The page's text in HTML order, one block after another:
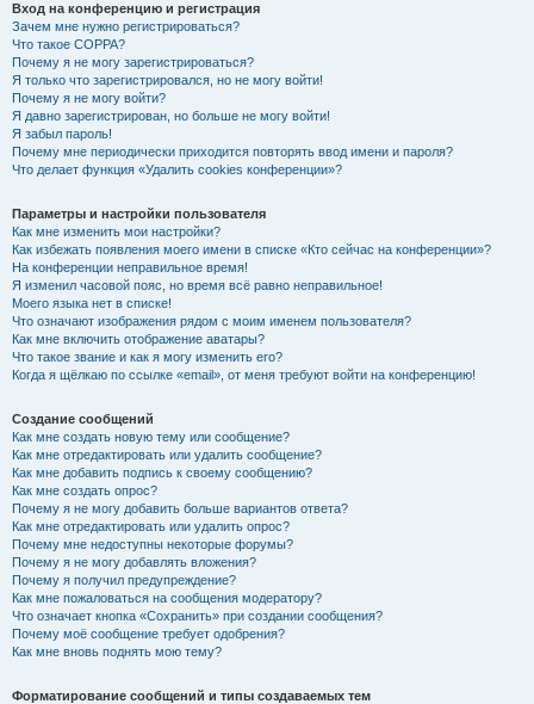
Вход на конференцию и регистрация
Зачем мне нужно регистрироваться?
Что такое COPPA?
Почему я не могу зарегистрироваться?
Я только что зарегистрировался, но не могу войти!
Почему я не могу войти?
Я давно зарегистрирован, но больше не могу войти!
Я забыл пароль!
Почему мне периодически приходится повторять ввод имени и пароля?
Что делает функция «Удалить cookies конференции»?
Параметры и настройки пользователя
Как мне изменить мои настройки?
Как избежать появления моего имени в списке «Кто сейчас на конференции»?
На конференции неправильное время!
Я изменил часовой пояс, но время всё равно неправильное!
Моего языка нет в списке!
Что означают изображения рядом с моим именем пользователя?
Как мне включить отображение аватары?
Что такое звание и как я могу изменить его?
Когда я щёлкаю по ссылке «email», от меня требуют войти на конференцию!
Создание сообщений
Как мне создать новую тему или сообщение?
Как мне отредактировать или удалить сообщение?
Как мне добавить подпись к своему сообщению?
Как мне создать опрос?
Почему я не могу добавить больше вариантов ответа?
Как мне отредактировать или удалить опрос?
Почему мне недоступны некоторые форумы?
Почему я не могу добавлять вложения?
Почему я получил предупреждение?
Как мне пожаловаться на сообщения модератору?
Что означает кнопка «Сохранить» при создании сообщения?
Почему моё сообщение требует одобрения?
Как мне вновь поднять мою тему?
Форматирование сообщений и типы создаваемых тем